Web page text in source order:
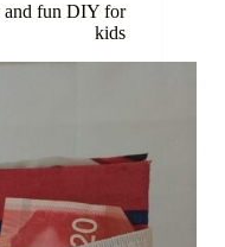
and fun DIY for
kids